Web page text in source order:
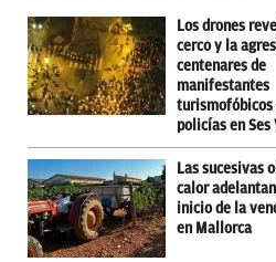
Los drones
cerco y la
centenares de
manifestantes
turismofóbicos
policías en Ses
Las sucesivas
calor adelantan
inicio de la
en Mallorca